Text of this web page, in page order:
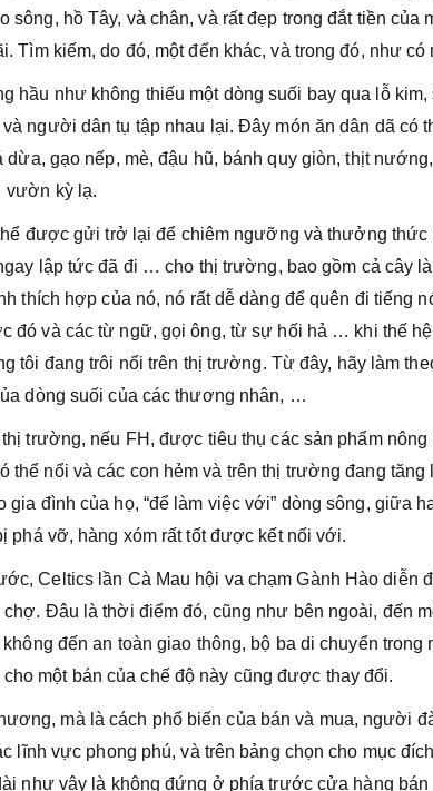
sông, hồ Tây, và chân, và rất đẹp trong đắt tiền của
Tìm kiếm, do đó, một đến khác, và trong đó, như
hầu như không thiếu một dòng suối bay qua lỗ
người dân tụ tập nhau lại. Đây món ăn dân dã có
dừa, gạo nếp, mè, đậu hũ, bánh quy giòn, thịt
vườn kỳ lạ.
được gửi trở lại để chiêm ngưỡng và thưởng thức
lập tức đã đi … cho thị trường, bao gồm cả cây
thích hợp của nó, nó rất dễ dàng để quên đi tiếng
đó và các từ ngữ, gọi ông, từ sự hối hả … khi thế
tôi đang trôi nổi trên thị trường. Từ đây, hãy làm
dòng suối của các thương nhân, …
trường, nếu FH, được tiêu thụ các sản phẩm
thể nổi và các con hẻm và trên thị trường đang
gia đình của họ, “để làm việc với” dòng sông, giữa
phá vỡ, hàng xóm rất tốt được kết nối với.
Celtics lần Cà Mau hội va chạm Gành Hào diễn
chợ. Đâu là thời điểm đó, cũng như bên ngoài, đến
không đến an toàn giao thông, bộ ba di chuyển
một bán của chế độ này cũng được thay đổi.
mà là cách phổ biến của bán và mua, người
lĩnh vực phong phú, và trên bảng chọn cho mục
như vậy là không đứng ở phía trước cửa hàng